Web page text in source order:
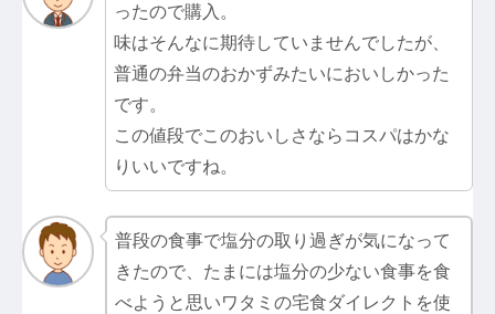
ったので購入。
味はそんなに期待していませんでしたが、
普通の弁当のおかずみたいにおいしかった
です。
この値段でこのおいしさならコスパはかな
りいいですね。
普段の食事で塩分の取り過ぎが気になって
きたので、たまには塩分の少ない食事を食
べようと思いワタミの宅食ダイレクトを使